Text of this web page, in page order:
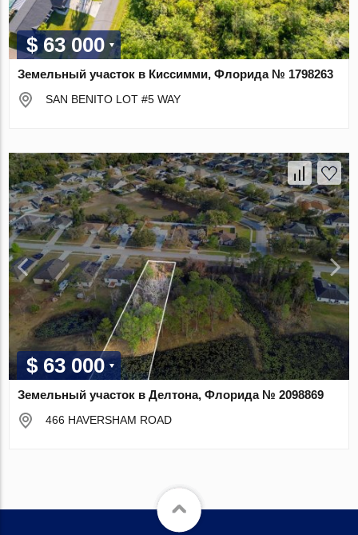
$ 63 000
Земельный участок в Киссимми, Флорида № 1798263
SAN BENITO LOT #5 WAY
$ 63 000
Земельный участок в Делтона, Флорида № 2098869
466 HAVERSHAM ROAD